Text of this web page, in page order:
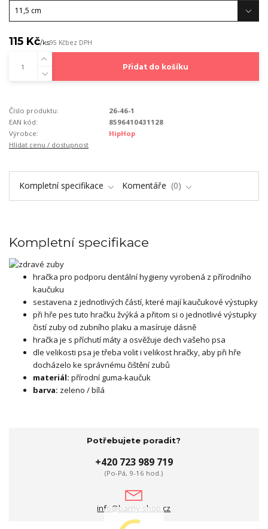
115 Kč/ks95 Kčbez DPH
Přidat do košíku
Číslo produktu:
26-46-1
EAN kód:
8596410431128
Výrobce:
HipHop
Hlídat cenu / dostupnost
Kompletní specifikace Komentáře 0
Kompletní specifikace
hračka pro podporu dentální hygieny vyrobená z přírodního
kaučuku
sestavena z jednotlivých částí, které mají kaučukové výstupky
při hře pes tuto hračku žvýká a přitom si o jednotlivé výstupky
čistí zuby od zubního plaku a masíruje dásně
hračka je s příchutí máty a osvěžuje dech vašeho psa
dle velikosti psa je třeba volit i velikost hračky, aby při hře
docházelo ke správnému čištění zubů
materiál: přírodní guma-kaučuk
barva: zeleno / bílá
Potřebujete poradit?
+420 723 989 719
(Po-Pá, 9-16 hod.)
info@barny-shop.cz